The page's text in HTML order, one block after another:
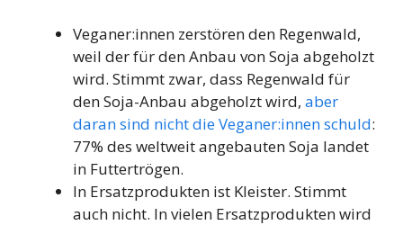
Veganer:innen zerstören den Regenwald,
weil der für den Anbau von Soja abgeholzt
wird. Stimmt zwar, dass Regenwald für
den Soja-Anbau abgeholzt wird, aber
daran sind nicht die Veganer:innen schuld:
77% des weltweit angebauten Soja landet
in Futtertrögen.
In Ersatzprodukten ist Kleister. Stimmt
auch nicht. In vielen Ersatzprodukten wird